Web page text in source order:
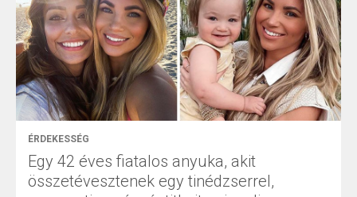
ÉRDEKESSÉG
Egy 42 éves fiatalos anyuka, akit
összetévesztenek egy tinédzserrel,